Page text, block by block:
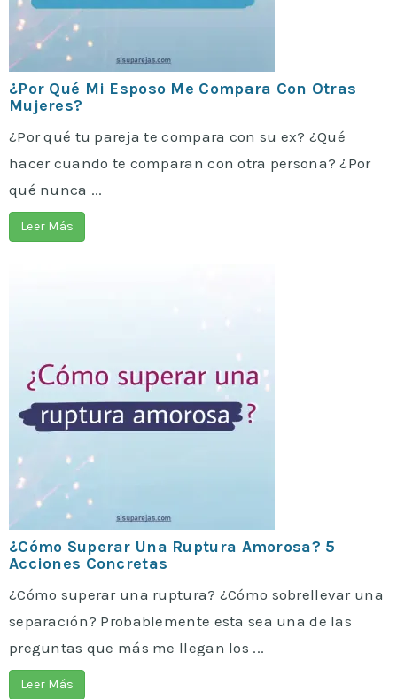
¿Por Qué Mi Esposo Me Compara Con Otras
Mujeres?
¿Por qué tu pareja te compara con su ex? ¿Qué
hacer cuando te comparan con otra persona? ¿Por
qué nunca ...
Leer Más
¿Cómo Superar Una Ruptura Amorosa? 5
Acciones Concretas
¿Cómo superar una ruptura? ¿Cómo sobrellevar una
separación? Probablemente esta sea una de las
preguntas que más me llegan los ...
Leer Más